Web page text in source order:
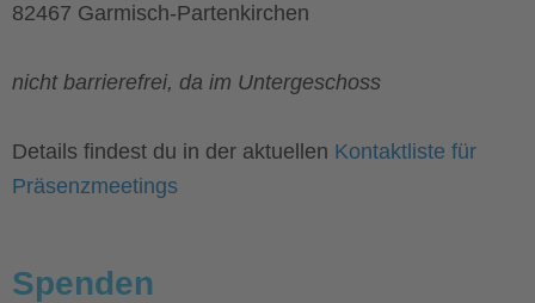
82467 Garmisch-Partenkirchen
nicht barrierefrei, da im Untergeschoss
Details findest du in der aktuellen Kontaktliste für
Präsenzmeetings
Spenden